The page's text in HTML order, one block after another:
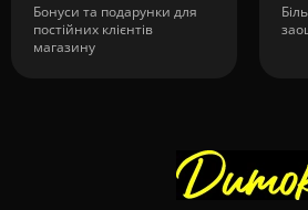
Бонуси та подарунки для
постійних клієнтів
магазину